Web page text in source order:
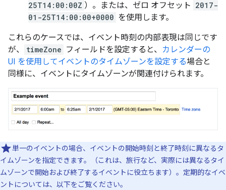
25T14:00:00Z ）。または、ゼロ オフセット 2017-
01-25T14:00:00+0000 を使用します。
これらのケースでは、イベント時刻の内部表現は同じです
が、
timeZone フィールドを設定すると、
カレンダーの
UI を使用してイベントのタイムゾーンを設定する場合と
同様に、イベントにタイムゾーンが関連付けられます。
単一のイベントの場合、イベントの開始時刻と終了時刻に異なるタ
イムゾーンを指定できます。（これは、旅行など、実際には異なるタイ
ムゾーンで開始および終了するイベントに役立ちます）。定期的なイベ
ントについては、以下をご覧ください。